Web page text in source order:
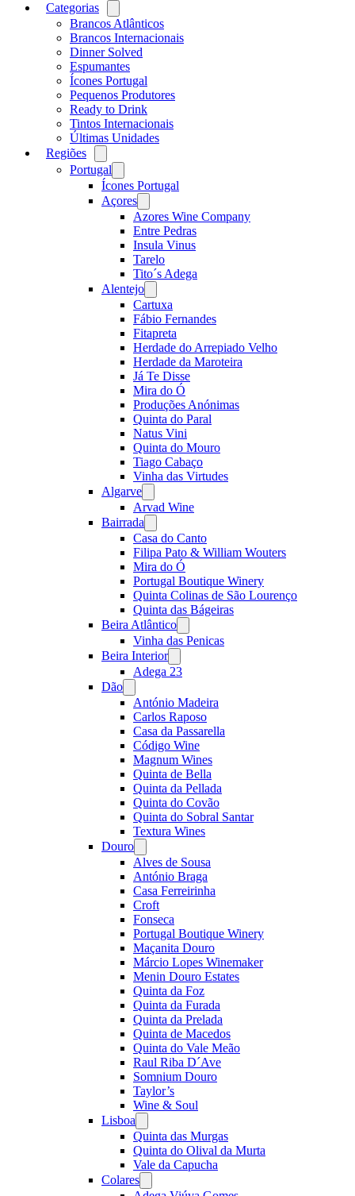
Categorias
menu
Brancos Atlânticos
Brancos Internacionais
Dinner Solved
Espumantes
Ícones Portugal
Pequenos Produtores
Ready to Drink
Tintos Internacionais
Últimas Unidades
Regiões
menu
Portugal
menu
Ícones Portugal
Açores
menu
Azores Wine Company
Entre Pedras
Insula Vinus
Tarelo
Tito´s Adega
Alentejo
menu
Cartuxa
Fábio Fernandes
Fitapreta
Herdade do Arrepiado Velho
Herdade da Maroteira
Já Te Disse
Mira do Ó
Produções Anónimas
Quinta do Paral
Natus Vini
Quinta do Mouro
Tiago Cabaço
Vinha das Virtudes
Algarve
menu
Arvad Wine
Bairrada
menu
Casa do Canto
Filipa Pato & William Wouters
Mira do Ó
Portugal Boutique Winery
Quinta Colinas de São Lourenço
Quinta das Bágeiras
Beira Atlântico
menu
Vinha das Penicas
Beira Interior
menu
Adega 23
Dão
menu
António Madeira
Carlos Raposo
Casa da Passarella
Código Wine
Magnum Wines
Quinta de Bella
Quinta da Pellada
Quinta do Covão
Quinta do Sobral Santar
Textura Wines
Douro
menu
Alves de Sousa
António Braga
Casa Ferreirinha
Croft
Fonseca
Portugal Boutique Winery
Maçanita Douro
Márcio Lopes Winemaker
Menin Douro Estates
Quinta da Foz
Quinta da Furada
Quinta da Prelada
Quinta de Macedos
Quinta do Vale Meão
Raul Riba D´Ave
Somnium Douro
Taylor’s
Wine & Soul
Lisboa
menu
Quinta das Murgas
Quinta do Olival da Murta
Vale da Capucha
Colares
menu